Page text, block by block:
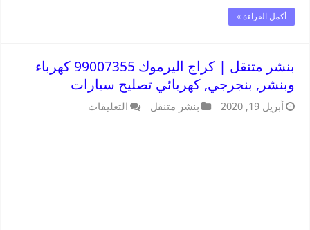
أكمل القراءة »
بنشر متنقل | كراج اليرموك 99007355 كهرباء
وبنشر, بنجرجي, كهربائي تصليح سيارات
أبريل 19, 2020 بنشر متنقل التعليقات